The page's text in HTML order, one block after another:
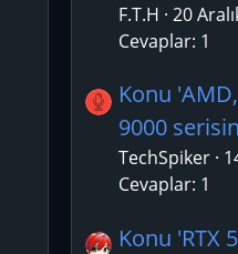
F.T.H 20
Cevaplar: 1
Konu
9000
TechSpiker
Cevaplar: 1
Konu 'RTX